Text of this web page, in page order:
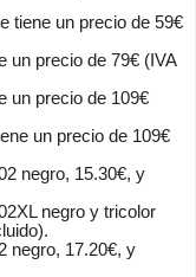
tiene un precio de 59€
un precio de 79€ (IVA
un precio de 109€
un precio de 109€
negro, 15.30€, y
negro y tricolor
negro, 17.20€, y